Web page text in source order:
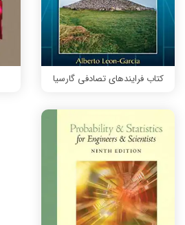
کتاب فرایندهای تصادفی گارسیا